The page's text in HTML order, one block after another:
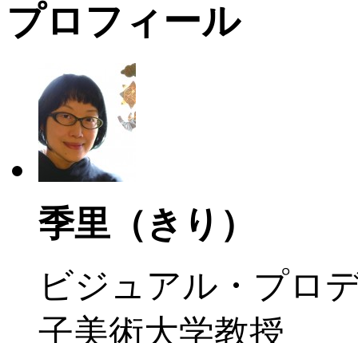
プロフィール
季里（きり）
ビジュアル・プロ
子美術大学教授